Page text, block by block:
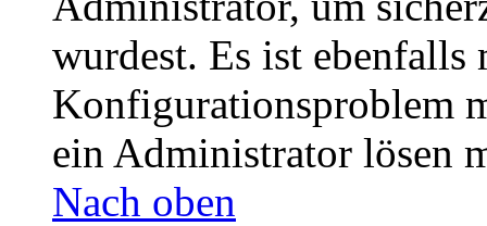
wurdest. Es ist ebenfalls
Konfigurationsproblem
ein Administrator lösen
Nach oben